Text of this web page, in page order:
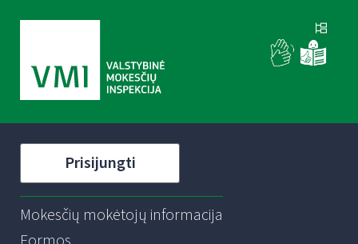
Prisijungti
Mokesčių mokėtojų informacija